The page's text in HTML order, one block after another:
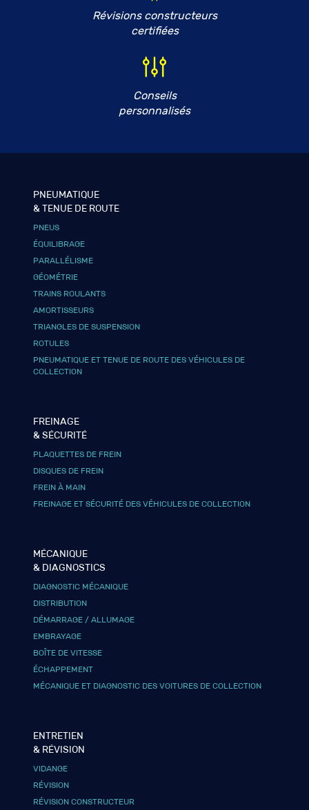
Révisions constructeurs
certifiées
Conseils
personnalisés
PNEUMATIQUE
& TENUE DE ROUTE
PNEUS
ÉQUILIBRAGE
PARALLÉLISME
GÉOMÉTRIE
TRAINS ROULANTS
AMORTISSEURS
TRIANGLES DE SUSPENSION
ROTULES
PNEUMATIQUE ET TENUE DE ROUTE DES VÉHICULES DE
COLLECTION
FREINAGE
& SÉCURITÉ
PLAQUETTES DE FREIN
DISQUES DE FREIN
FREIN À MAIN
FREINAGE ET SÉCURITÉ DES VÉHICULES DE COLLECTION
MÉCANIQUE
& DIAGNOSTICS
DIAGNOSTIC MÉCANIQUE
DISTRIBUTION
DÉMARRAGE / ALLUMAGE
EMBRAYAGE
BOÎTE DE VITESSE
ÉCHAPPEMENT
MÉCANIQUE ET DIAGNOSTIC DES VOITURES DE COLLECTION
ENTRETIEN
& RÉVISION
VIDANGE
RÉVISION
RÉVISION CONSTRUCTEUR